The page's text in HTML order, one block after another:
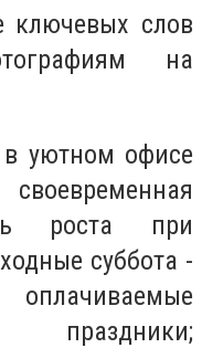
ключевых слов
на
в уютном офисе
роста при
суббота -
праздники;